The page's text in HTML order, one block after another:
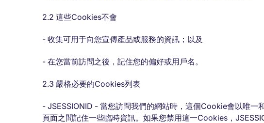
2.2 這些Cookies不會
- 收集可用于向您宣傳產品或服務的資訊；以及
- 在您當前訪問之後，記住您的偏好或用戶名。
2.3 嚴格必要的Cookies列表
- JSESSIONID - 當您訪問我們的網站時，這個Cookie會以唯一
頁面之間記住一些臨時資訊。如果您禁用這一Cookies，